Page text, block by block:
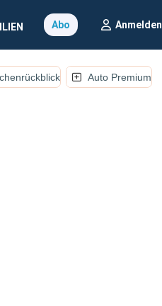
Abo Anmelden
Auto Premium